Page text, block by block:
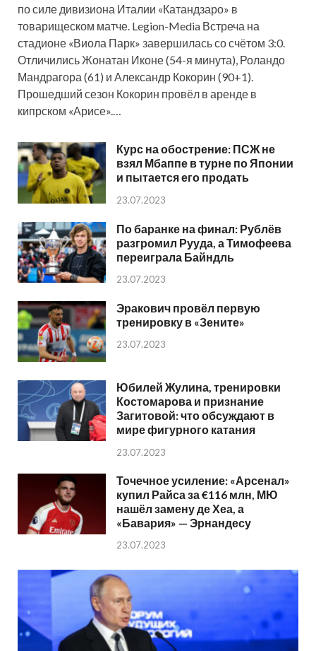
по силе дивизиона Италии «Катандзаро» в
товарищеском матче. Legion-Media Встреча на
стадионе «Виола Парк» завершилась со счётом 3:0.
Отличились Жонатан Иконе (54-я минута), Роландо
Мандрагора (61) и Александр Кокорин (90+1).
Прошедший сезон Кокорин провёл в аренде в
кипрском «Арисе».…
Курс на обострение: ПСЖ не
взял Мбаппе в турне по Японии
и пытается его продать
23.07.2023
По баранке на финал: Рублёв
разгромил Рууда, а Тимофеева
переиграла Байндль
23.07.2023
Эракович провёл первую
тренировку в «Зените»
23.07.2023
Юбилей Жулина, тренировки
Костомарова и признание
Загитовой: что обсуждают в
мире фигурного катания
23.07.2023
Точечное усиление: «Арсенал»
купил Райса за €116 млн, МЮ
нашёл замену де Хеа, а
«Бавария» — Эрнандесу
23.07.2023